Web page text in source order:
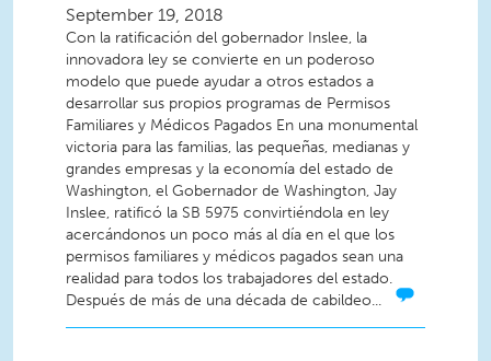
September 19, 2018
Con la ratificación del gobernador Inslee, la
innovadora ley se convierte en un poderoso
modelo que puede ayudar a otros estados a
desarrollar sus propios programas de Permisos
Familiares y Médicos Pagados En una monumental
victoria para las familias, las pequeñas, medianas y
grandes empresas y la economía del estado de
Washington, el Gobernador de Washington, Jay
Inslee, ratificó la SB 5975 convirtiéndola en ley
acercándonos un poco más al día en el que los
permisos familiares y médicos pagados sean una
realidad para todos los trabajadores del estado.
Después de más de una década de cabildeo...